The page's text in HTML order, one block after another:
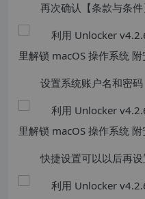
再次确认【条款与条件
设置系统账户名和密码
快捷设置可以以后再